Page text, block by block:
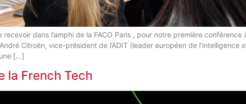
recevoir dans l’amphi de la FACO Paris , pour notre première
Citroën, vice-président de l’ADIT (leader européen de
[…]
la French Tech